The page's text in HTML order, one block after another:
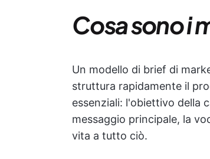
Cosa sono i
Un modello di brief di
struttura rapidamente il
essenziali: l'obiettivo della
messaggio principale, la
vita a tutto ciò.